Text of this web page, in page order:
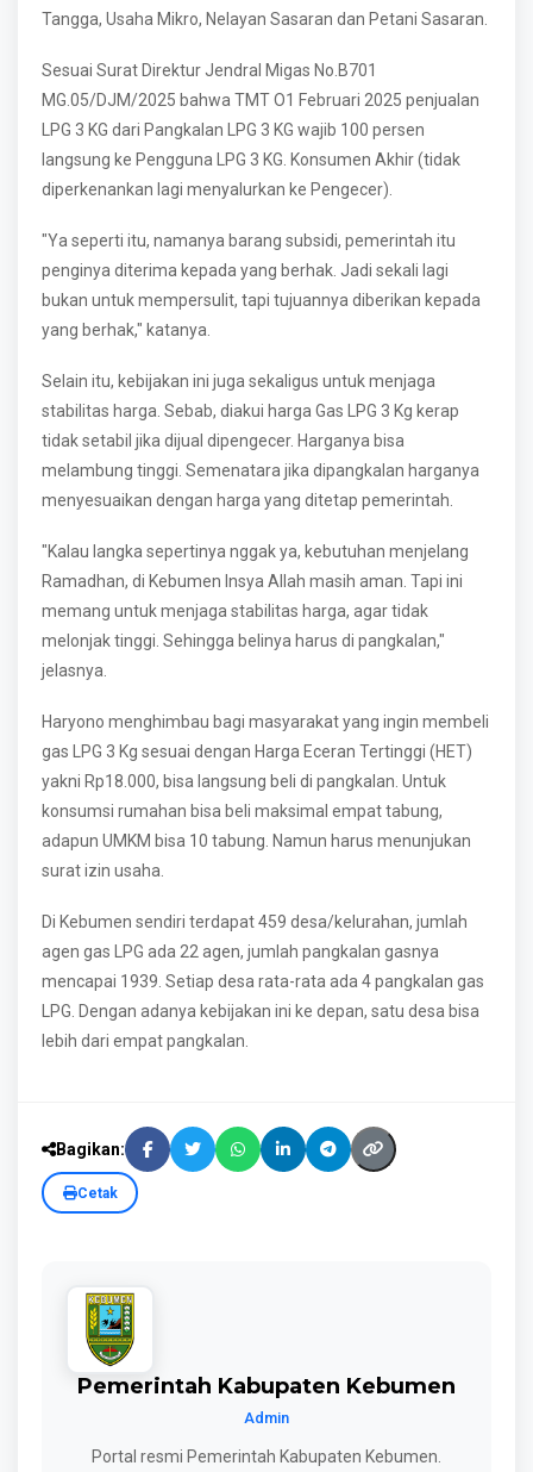
Tangga, Usaha Mikro, Nelayan Sasaran dan Petani Sasaran.
Sesuai Surat Direktur Jendral Migas No.B701
MG.05/DJM/2025 bahwa TMT O1 Februari 2025 penjualan
LPG 3 KG dari Pangkalan LPG 3 KG wajib 100 persen
langsung ke Pengguna LPG 3 KG. Konsumen Akhir (tidak
diperkenankan lagi menyalurkan ke Pengecer).
"Ya seperti itu, namanya barang subsidi, pemerintah itu
penginya diterima kepada yang berhak. Jadi sekali lagi
bukan untuk mempersulit, tapi tujuannya diberikan kepada
yang berhak," katanya.
Selain itu, kebijakan ini juga sekaligus untuk menjaga
stabilitas harga. Sebab, diakui harga Gas LPG 3 Kg kerap
tidak setabil jika dijual dipengecer. Harganya bisa
melambung tinggi. Semenatara jika dipangkalan harganya
menyesuaikan dengan harga yang ditetap pemerintah.
"Kalau langka sepertinya nggak ya, kebutuhan menjelang
Ramadhan, di Kebumen Insya Allah masih aman. Tapi ini
memang untuk menjaga stabilitas harga, agar tidak
melonjak tinggi. Sehingga belinya harus di pangkalan,"
jelasnya.
Haryono menghimbau bagi masyarakat yang ingin membeli
gas LPG 3 Kg sesuai dengan Harga Eceran Tertinggi (HET)
yakni Rp18.000, bisa langsung beli di pangkalan. Untuk
konsumsi rumahan bisa beli maksimal empat tabung,
adapun UMKM bisa 10 tabung. Namun harus menunjukan
surat izin usaha.
Di Kebumen sendiri terdapat 459 desa/kelurahan, jumlah
agen gas LPG ada 22 agen, jumlah pangkalan gasnya
mencapai 1939. Setiap desa rata-rata ada 4 pangkalan gas
LPG. Dengan adanya kebijakan ini ke depan, satu desa bisa
lebih dari empat pangkalan.
Bagikan:
Cetak
Pemerintah Kabupaten Kebumen
Admin
Portal resmi Pemerintah Kabupaten Kebumen.